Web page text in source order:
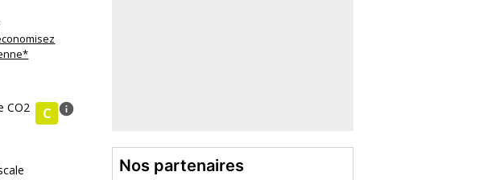
CO2 C info
Nos partenaires